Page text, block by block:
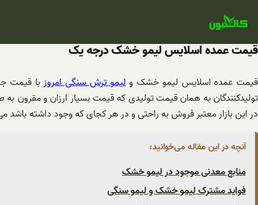
قیمت عمده اسلایس لیمو خشک درجه یک
قیمت عمده اسلایس لیمو خشک ولیمو ترش سنگی امروزبا قیمت
تولیدکنندگان به همان قیمت تولیدی که قیمت بسیار ارزان و مقرون
در این بازار معتبر فروش به راحتی و در هر کجای که وجود داشته
آنچه در این مقاله می‌خوانید:
منابع معدنی موجود در لیمو خشک
فواید مشترک لیمو خشک و لیمو سنگی